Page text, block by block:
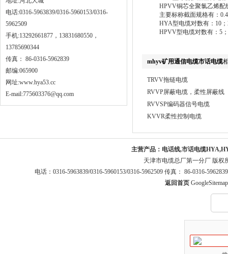
电话:0316-5963839/0316-5960153/0316-
5962509
手机:13292661877，13831680550，
13785690344
传真： 86-0316-5962839
邮编:065900
网址:www.hya53.cc
E-mail:775603376@qq.com
HPVV铜芯全聚氯乙烯配
主要标称截面规格有：
HYA型电缆对数有：10；20
HPVV型电缆对数有：5；
mhyv矿用通信电缆市话电缆
TRVV拖链电缆
RVVP屏蔽电缆，柔性屏蔽线
RVVSP编码器信号电缆
KVVR柔性控制电缆
主营产品： 电话线,市话电缆
天津市电缆总厂第一分厂 版权
电话：0316-5963839/0316-5960153/0316-5962509 传真： 86-0316-
返回首页 GoogleSitemap